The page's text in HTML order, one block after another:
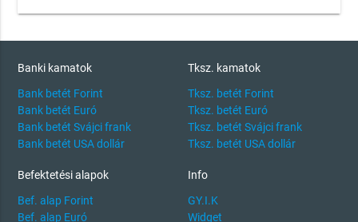
Banki kamatok
Bank betét Forint
Bank betét Euró
Bank betét Svájci frank
Bank betét USA dollár
Tksz. kamatok
Tksz. betét Forint
Tksz. betét Euró
Tksz. betét Svájci frank
Tksz. betét USA dollár
Befektetési alapok
Bef. alap Forint
Bef. alap Euró
Info
GY.I.K
Widget